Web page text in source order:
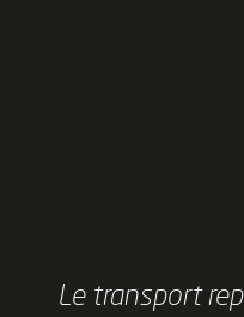
Le transport